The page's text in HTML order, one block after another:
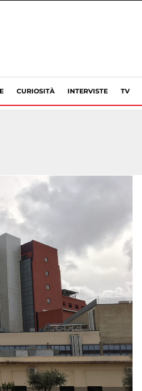
CURIOSITÀ INTERVISTE TV